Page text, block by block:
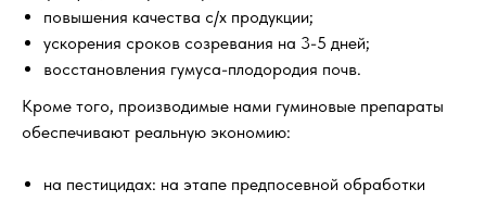
повышения качества с/х продукции;
ускорения сроков созревания на 3-5 дней;
восстановления гумуса-плодородия почв.
Кроме того, производимые нами гуминовые препараты
обеспечивают реальную экономию:
на пестицидах: на этапе предпосевной обработки